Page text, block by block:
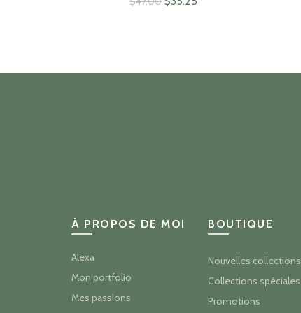
$47.00.$35.25.
À PROPOS DE MOI
Alexa
Mon portfolio
Mes passions
BOUTIQUE
Nouvelles collections
Collections spéciales
Promotions